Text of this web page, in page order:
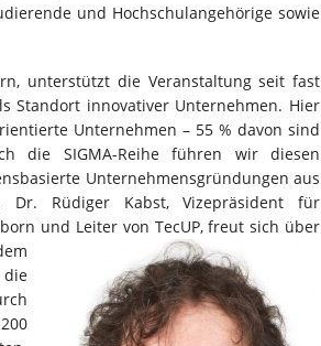
und Hochschulangehörige sowie
unterstützt die Veranstaltung seit fast
Standort innovativer Unternehmen. Hier
Unternehmen – 55 % davon sind
die SIGMA-Reihe führen wir diesen
Unternehmensgründungen aus
Rüdiger Kabst, Vizepräsident für
und Leiter von TecUP, freut sich über